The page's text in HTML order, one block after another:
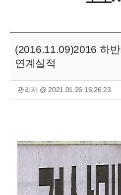
(2016.11.09)2016 하
연계실적
관리자 @ 2021.01.26 16:26:23